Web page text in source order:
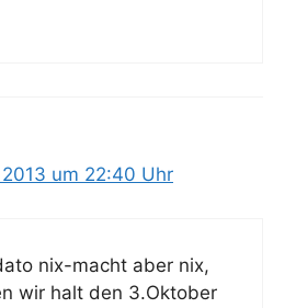
um 22:40 Uhr
nix-macht aber nix,
wir halt den 3.Oktober